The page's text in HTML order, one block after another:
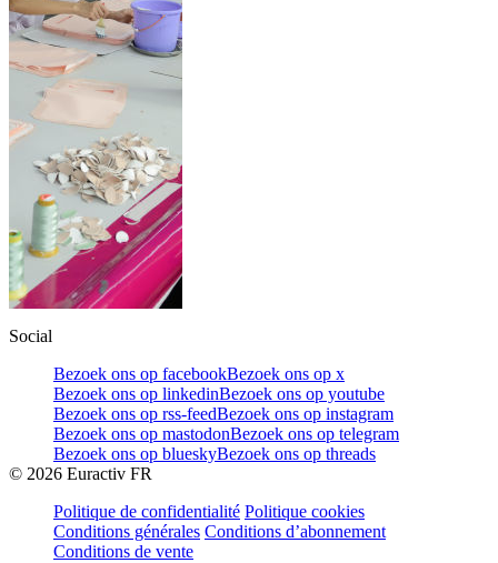
Social
Bezoek ons op facebookBezoek ons op x
Bezoek ons op linkedinBezoek ons op youtube
Bezoek ons op rss-feedBezoek ons op instagram
Bezoek ons op mastodonBezoek ons op telegram
Bezoek ons op blueskyBezoek ons op threads
© 2026 Euractiv FR
Politique de confidentialité Politique cookies
Conditions générales Conditions d’abonnement
Conditions de vente